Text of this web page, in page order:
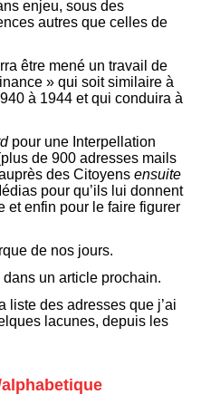
enjeu, sous des
autres que celles de
être mené un travail de
» qui soit similaire à
à 1944 et qui conduira à
pour une Interpellation
de 900 adresses mails
des Citoyensensuite
pour qu’ils lui donnent
et enfin pour le faire figurer
de nos jours.
un article prochain.
liste des adresses que j’ai
lacunes, depuis les